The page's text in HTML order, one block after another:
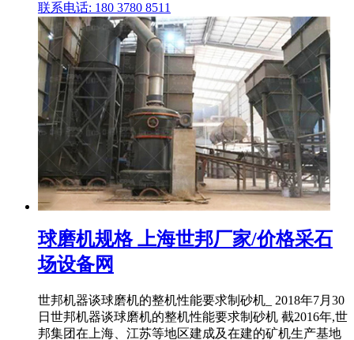
联系电话: 180 3780 8511
球磨机规格 上海世邦厂家/价格采石
场设备网
世邦机器谈球磨机的整机性能要求制砂机_ 2018年7月30
日世邦机器谈球磨机的整机性能要求制砂机 截2016年,世
邦集团在上海、江苏等地区建成及在建的矿机生产基地